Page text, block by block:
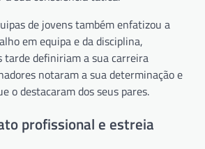
de jovens também enfatizou a
em equipa e da disciplina,
tarde definiriam a sua carreira
notaram a sua determinação e
o destacaram dos seus pares.
profissional e estreia